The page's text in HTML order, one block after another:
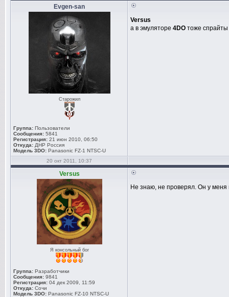
Evgen-san
Старожил
Группа: Пользователи
Сообщения: 5841
Регистрация: 21 июн 2010, 06:50
Откуда: ДНР Россия
Модель 3DO: Panasonic FZ-1 NTSC-U
Versus
а в эмуляторе 4DO тоже
20 окт 2011, 10:37
Versus
Я консольный бог
Группа: Разработчики
Сообщения: 9841
Регистрация: 04 дек 2009, 11:59
Откуда: Сочи
Модель 3DO: Panasonic FZ-10 NTSC-U
Не знаю, не проверял. Он у меня